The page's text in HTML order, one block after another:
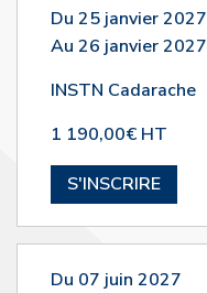
Du 25 janvier 2027
Au 26 janvier 2027
INSTN Cadarache
1 190,00€ HT
S'INSCRIRE
Du 07 juin 2027